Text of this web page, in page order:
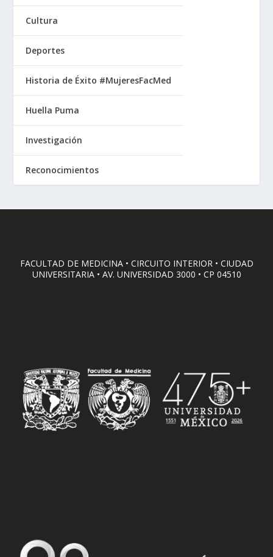
Cultura
Deportes
Historia de Éxito #MujeresFacMed
Huella Puma
Investigación
Reconocimientos
FACULTAD DE MEDICINA • CIRCUITO INTERIOR • CIUDAD
UNIVERSITARIA • AV. UNIVERSIDAD 3000 • CP 04510